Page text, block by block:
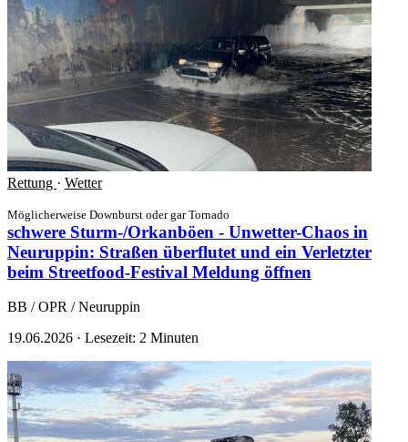
Rettung · Wetter
Möglicherweise Downburst oder gar Tornado
schwere Sturm-/Orkanböen - Unwetter-Chaos in
Neuruppin: Straßen überflutet und ein Verletzter
beim Streetfood-Festival Meldung öffnen
BB / OPR / Neuruppin
19.06.2026 · Lesezeit: 2 Minuten